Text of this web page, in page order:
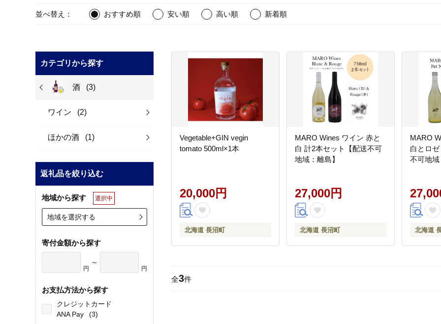
並べ替え： おすすめ順 安い順 高い順 新着順
カテゴリから探す
酒 (3)
ワイン (2)
ほかの酒 (1)
返礼品を絞り込む
地域から探す 選択中
地域を選択する
寄付金額から探す
円
～
円
お支払方法から探す
クレジットカード
ANA Pay
(3)
Vegetable+GIN vegin
tomato 500ml×1本
20,000円
北海道 長沼町
MARO Wines ワイン 赤と
白 計2本セット【配送不可
地域：離島】
27,000円
北海道 長沼町
MARO
白とロ
不可地域
北海道
全3件